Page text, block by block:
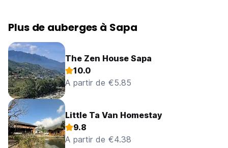
Plus de auberges à Sapa
The Zen House Sapa
10.0
A partir de €5.85
Little Ta Van Homestay
9.8
A partir de €4.38